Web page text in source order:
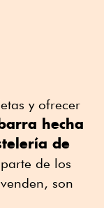
y ofrecer
hecha
de
de los
son